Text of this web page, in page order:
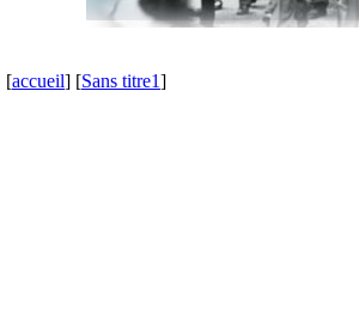
[accueil] [Sans titre1]